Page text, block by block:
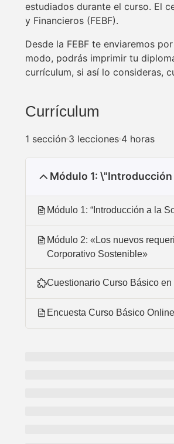
estudiados durante el curso. El
y Financieros (FEBF).
Desde la FEBF te enviaremos
modo, podrás imprimir tu
currículum, si así lo consideras,
Currículum
1 sección 3 lecciones 4 horas
Módulo 1:
Módulo 1: “Introducción a la
Módulo 2: «Los nuevos
Corporativo Sostenible»
Cuestionario Curso Básico
Encuesta Curso Básico